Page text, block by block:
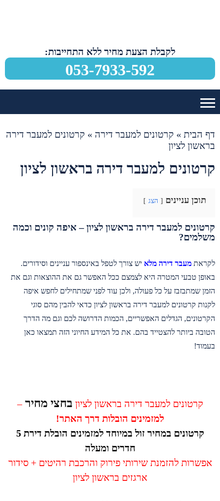
לקבלת הצעת מחיר ללא התחייבות:
053-7933-592
דף הבית » קרטונים למעבר דירה » קרטונים למעבר דירה
בראשון לציון
קרטונים למעבר דירה בראשון לציון
תוכן עניינים הצג
קרטונים למעבר דירה בראשון לציון – איפה קונים וכמה
משלמים?
לקראת מעבר דירה מלא יש צורך לטפל באינספור עניינים וסידורים.
באופן טבעי המטרה היא לצמצם ככל האפשר גם את ההוצאות וגם את
הזמן שמתבזבז על כל פעולה, ולכן עוד לפני שמתחילים לחפש איפה
לקנות קרטונים למעבר דירה בראשון לציון כדאי להבין מהם סוגי
הקרטונים, הגדלים האפשריים, הכמות הדרושה לכם וגם מה הדרך
הטובה ביותר להצטייד בהם. את כל המידע החיוני הזה תמצאו כאן
בעמוד!
קרטונים למעבר דירה בראשון לציון בחצי מחיר–
למזמינים הובלות דרך האתר!
קרטונים במחיר זול במיוחד למזמינים הובלת דירת 5
חדרים ומעלה
אפשרות להזמנת שירותי פירוק והרכבת רהיטים + סידור
ארגזים בראשון לציון